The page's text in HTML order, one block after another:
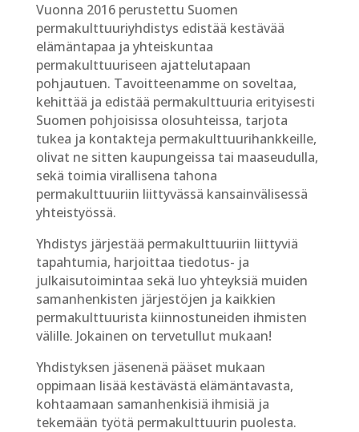
Vuonna 2016 perustettu Suomen
permakulttuuriyhdistys edistää kestävää
elämäntapaa ja yhteiskuntaa
permakulttuuriseen ajattelutapaan
pohjautuen. Tavoitteenamme on soveltaa,
kehittää ja edistää permakulttuuria erityisesti
Suomen pohjoisissa olosuhteissa, tarjota
tukea ja kontakteja permakulttuurihankkeille,
olivat ne sitten kaupungeissa tai maaseudulla,
sekä toimia virallisena tahona
permakulttuuriin liittyvässä kansainvälisessä
yhteistyössä.
Yhdistys järjestää permakulttuuriin liittyviä
tapahtumia, harjoittaa tiedotus- ja
julkaisutoimintaa sekä luo yhteyksiä muiden
samanhenkisten järjestöjen ja kaikkien
permakulttuurista kiinnostuneiden ihmisten
välille. Jokainen on tervetullut mukaan!
Yhdistyksen jäsenenä pääset mukaan
oppimaan lisää kestävästä elämäntavasta,
kohtaamaan samanhenkisiä ihmisiä ja
tekemään työtä permakulttuurin puolesta.